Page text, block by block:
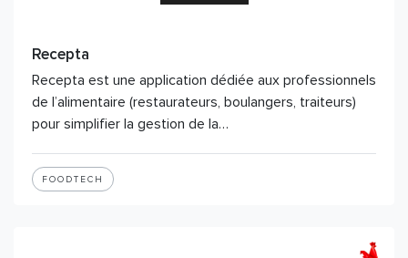
Recepta
Recepta est une application dédiée aux professionnels
de l’alimentaire (restaurateurs, boulangers, traiteurs)
pour simplifier la gestion de la…
FOODTECH